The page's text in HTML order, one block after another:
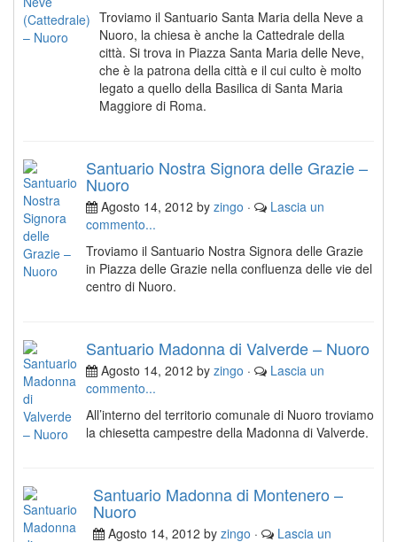
Troviamo il Santuario Santa Maria della Neve a
Nuoro, la chiesa è anche la Cattedrale della
città. Si trova in Piazza Santa Maria delle Neve,
che è la patrona della città e il cui culto è molto
legato a quello della Basilica di Santa Maria
Maggiore di Roma.
Santuario Nostra Signora delle Grazie –
Nuoro
Agosto 14, 2012 by zingo ·
Lascia un
commento...
Troviamo il Santuario Nostra Signora delle Grazie
in Piazza delle Grazie nella confluenza delle vie del
centro di Nuoro.
Santuario Madonna di Valverde – Nuoro
Agosto 14, 2012 by zingo ·
Lascia un
commento...
All’interno del territorio comunale di Nuoro troviamo
la chiesetta campestre della Madonna di Valverde.
Santuario Madonna di Montenero –
Nuoro
Agosto 14, 2012 by zingo · Lascia un